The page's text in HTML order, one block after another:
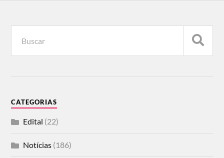
CATEGORIAS
Edital (22)
Notícias (186)